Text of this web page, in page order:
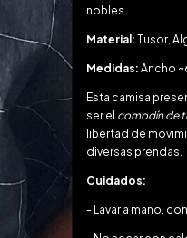
nobles.
Material: Tusor,
Medidas: Ancho
Esta camisa
ser el comodín de
libertad de
diversas prendas.
Cuidados:
- Lavar a mano,